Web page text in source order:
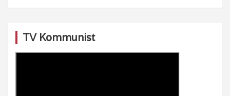
TV Kommunist